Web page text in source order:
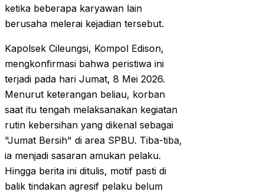
ketika beberapa karyawan lain
berusaha melerai kejadian tersebut.
Kapolsek Cileungsi, Kompol Edison,
mengkonfirmasi bahwa peristiwa ini
terjadi pada hari Jumat, 8 Mei 2026.
Menurut keterangan beliau, korban
saat itu tengah melaksanakan kegiatan
rutin kebersihan yang dikenal sebagai
"Jumat Bersih" di area SPBU. Tiba-tiba,
ia menjadi sasaran amukan pelaku.
Hingga berita ini ditulis, motif pasti di
balik tindakan agresif pelaku belum